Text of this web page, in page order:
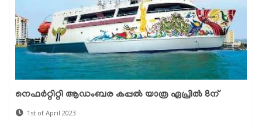
നെഫര്‍റ്റിറ്റി ആഡംബര കപ്പല്‍ യാത്ര ഏപ്രില്‍ 8ന്
1st of April 2023